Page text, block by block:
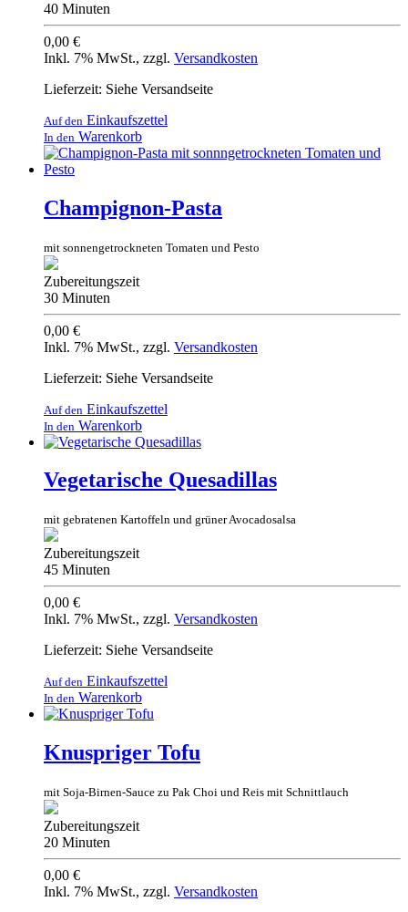
40 Minuten
0,00 €
Inkl. 7% MwSt., zzgl. Versandkosten
Lieferzeit: Siehe Versandseite
Auf den Einkaufszettel
In den Warenkorb
Champignon-Pasta
mit sonnengetrockneten Tomaten und Pesto
Zubereitungszeit
30 Minuten
0,00 €
Inkl. 7% MwSt., zzgl. Versandkosten
Lieferzeit: Siehe Versandseite
Auf den Einkaufszettel
In den Warenkorb
Vegetarische Quesadillas
mit gebratenen Kartoffeln und grüner Avocadosalsa
Zubereitungszeit
45 Minuten
0,00 €
Inkl. 7% MwSt., zzgl. Versandkosten
Lieferzeit: Siehe Versandseite
Auf den Einkaufszettel
In den Warenkorb
Knuspriger Tofu
mit Soja-Birnen-Sauce zu Pak Choi und Reis mit Schnittlauch
Zubereitungszeit
20 Minuten
0,00 €
Inkl. 7% MwSt., zzgl. Versandkosten